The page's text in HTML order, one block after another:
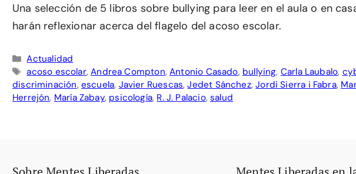
Una selección de 5 libros sobre bullying para leer en el aula o en
harán reflexionar acerca del flagelo del acoso escolar.
Categorías
Actualidad
Etiquetas
acoso escolar,Andrea Compton,Antonio Casado, bullying, Carla Laubalo,
discriminación, escuela, Javier Ruescas,Jedet Sánchez,Jordi Sierra i Fabra,
Herrejón, María Zabay, psicología, R. J. Palacio,salud